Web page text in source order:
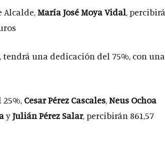
Alcalde,María José Moya Vidal, percibirá
, tendrá una dedicación del 75%, con una
Cesar Pérez Cascales,Neus Ochoa
yJulián Pérez Salar, percibirán 861,57